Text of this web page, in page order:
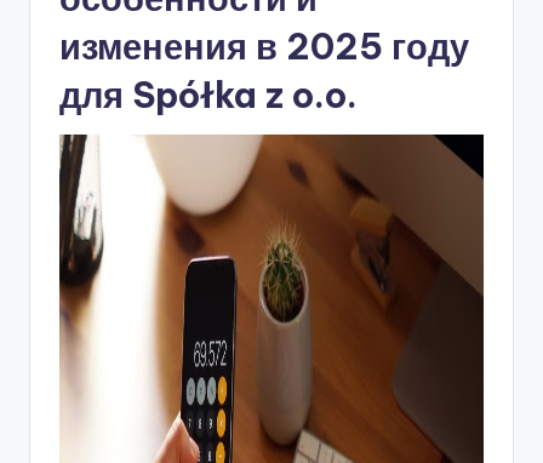
изменения в 2025 году
для Spółka z o.o.